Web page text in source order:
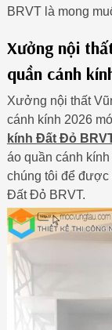
BRVT là mong
Xưởng nội
quần cánh
Xưởng nội thất
cánh kính 2026
kính Đất Đỏ
áo quần cánh
chúng tôi để được
Đất Đỏ BRVT.